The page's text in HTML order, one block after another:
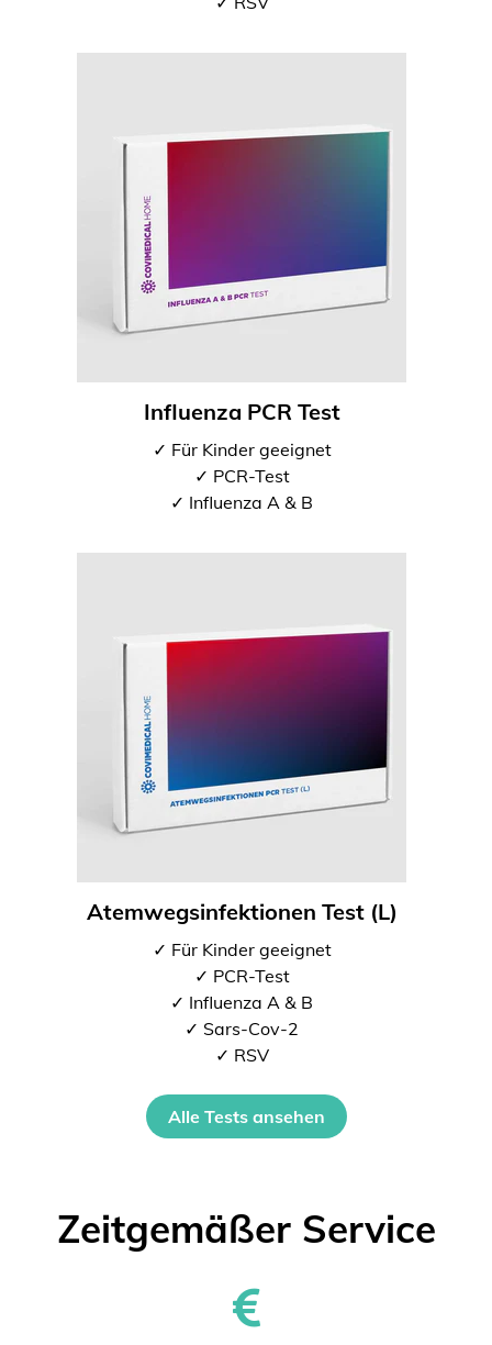
Influenza PCR Test
✓ Für Kinder geeignet
✓ PCR-Test
✓ Influenza A & B
Atemwegsinfektionen Test (L)
✓ Für Kinder geeignet
✓ PCR-Test
✓ Influenza A & B
✓ Sars-Cov-2
✓ RSV
Alle Tests ansehen
Zeitgemäßer Service